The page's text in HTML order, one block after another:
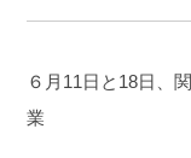
６月11日と18日、
業